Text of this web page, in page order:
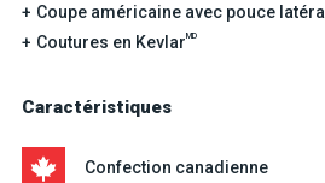
Coupe américaine avec pouce latéral
Coutures en KevlarMD
Caractéristiques
Confection canadienne